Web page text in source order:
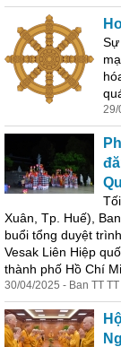
29/
Xuân, Tp. Huế),
buổi tổng duyệt
Vesak Liên Hiệp
thành phố Hồ Chí
30/04/2025 - Ban TT